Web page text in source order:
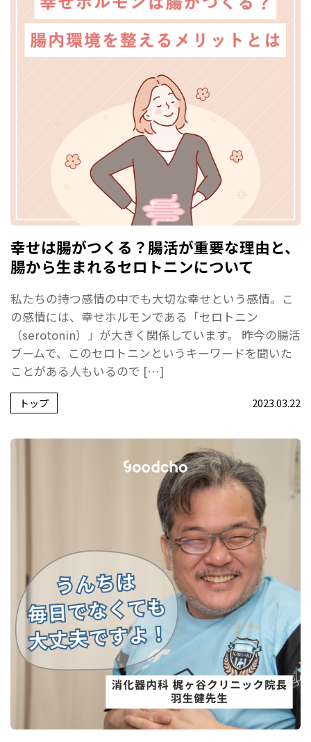
幸せは腸がつくる？腸活が重要な理由と、
腸から生まれるセロトニンについて
私たちの持つ感情の中でも大切な幸せという感情。こ
の感情には、幸せホルモンである「セロトニン
（serotonin）」が大きく関係しています。 昨今の腸活
ブームで、このセロトニンというキーワードを聞いた
ことがある人もいるので […]
トップ 2023.03.22